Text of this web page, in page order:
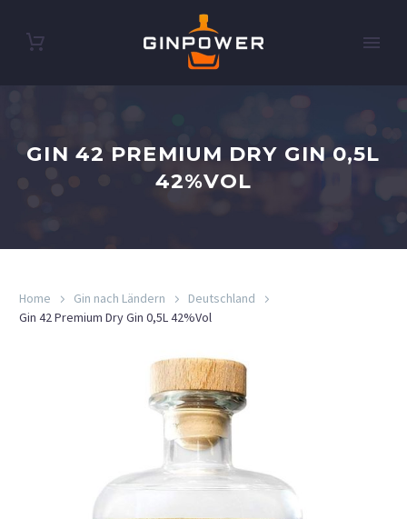
GIN 42 PREMIUM DRY GIN 0,5L
42%VOL
Home Gin nach Ländern
Deutschland
Gin 42 Premium Dry Gin 0,5L 42%Vol